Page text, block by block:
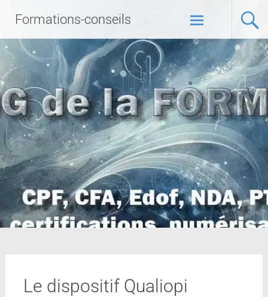
Formations-conseils
Le dispositif Qualiopi